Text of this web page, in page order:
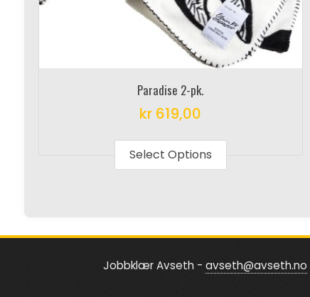
Paradise 2-pk.
kr 619,00
Select Options
has
may
Jobbklær Avseth - avseth@avseth.no